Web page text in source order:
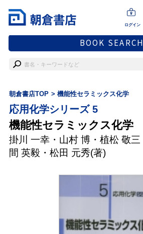
ログイン
BOOK SEARCH
朝倉書店TOP 機能性セラミックス化学
応用化学シリーズ 5
機能性セラミックス化学
掛川 一幸・ 山村 博・ 植松 敬三
間 英毅・ 松田 元秀(著)